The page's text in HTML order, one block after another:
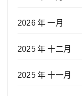
2026 年 一月
2025 年 十二月
2025 年 十一月